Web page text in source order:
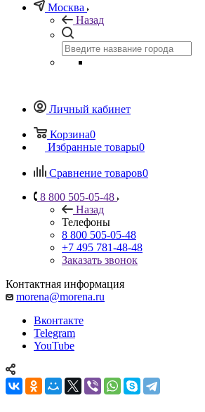
Москва
Назад
Личный кабинет
Корзина0
Избранные товары0
Сравнение товаров0
8 800 505-05-48
Назад
Телефоны
8 800 505-05-48
+7 495 781-48-48
Заказать звонок
Контактная информация
morena@morena.ru
Вконтакте
Telegram
YouTube